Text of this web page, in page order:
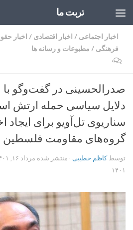
تربت ما
اخبار اجتماعی / اخبار اقتصادی / اخبار
فرهنگی / مطبوعات و رسانه ها
۰
صدرالحسینی در گفت‌وگو با
دلایل سیاسی حمله ارتش
سناریوی تل‌آویو برای ایجاد
گروه‌های مقاومت فلسطین
توسطکاظم خطیبی · منتشر شده مرداد ۱۶, ۱۴۰۱
۱۴۰۱